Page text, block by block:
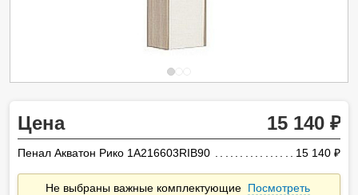
Цена 15 140
Пенал Акватон Рико 1A216603RIB90 15 140
Не выбраны важные комплектующие Посмотреть